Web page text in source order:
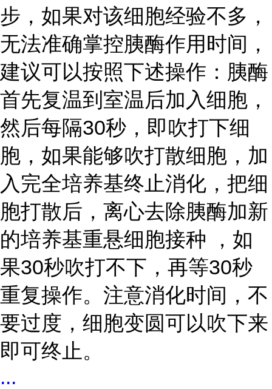
步，如果对该细胞经验不多，
无法准确掌控胰酶作用时间，
建议可以按照下述操作：胰酶
首先复温到室温后加入细胞，
然后每隔30秒，即吹打下细
胞，如果能够吹打散细胞，加
入完全培养基终止消化，把细
胞打散后，离心去除胰酶加新
的培养基重悬细胞接种 ，如
果30秒吹打不下，再等30秒
重复操作。注意消化时间，不
要过度，细胞变圆可以吹下来
即可终止。
...